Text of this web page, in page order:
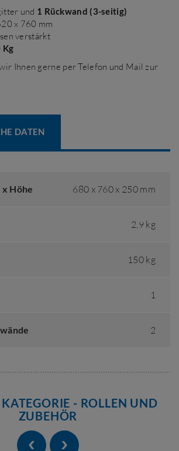
und 1 Rückwand (3-seitig)
x 760 mm
verstärkt
Kg
Ihnen gerne per Telefon und Mail zur
DATEN
Höhe 680 x 760 x 250 mm
2,9 kg
150 kg
1
2
- ROLLEN UND
ZUBEHÖR